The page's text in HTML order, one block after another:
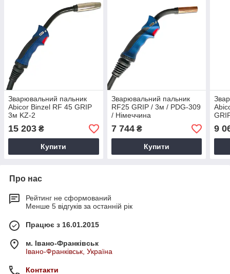
Зварювальний пальник
Abicor Binzel RF 45 GRIP
3м KZ-2
15 203 ₴
Купити
Зварювальний пальник
RF25 GRIP / 3м / PDG-309
/ Німеччина
7 744₴
Купити
9
Про нас
Рейтинг не сформований
Менше 5 відгуків за останній рік
Працює з 16.01.2015
м. Івано-Франківськ
Івано-Франківськ, Україна
Контакти